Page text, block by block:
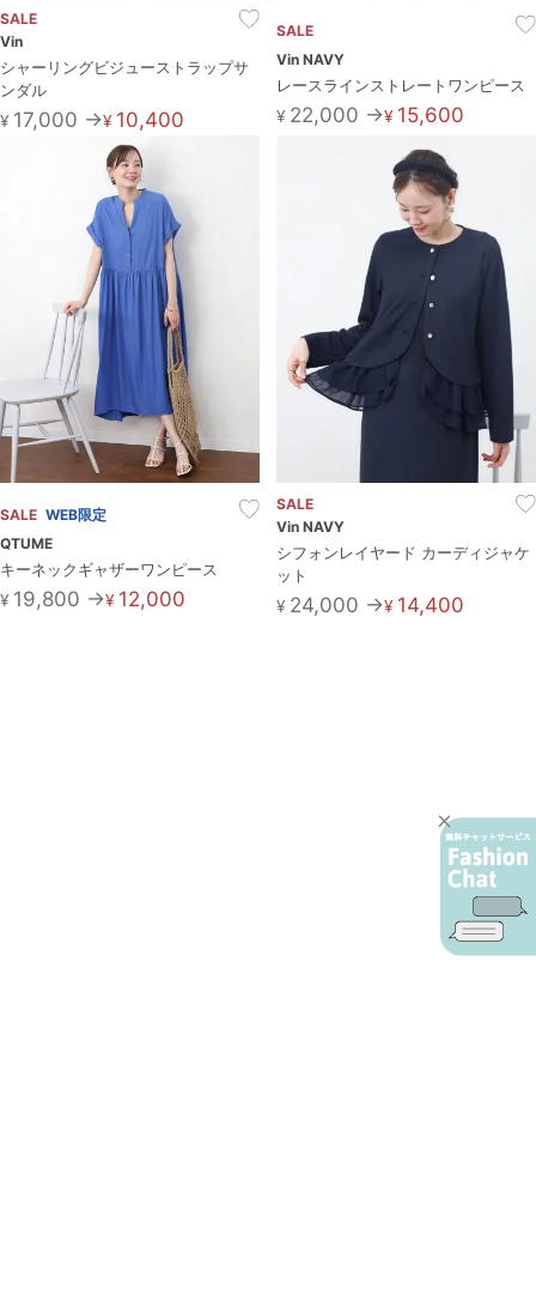
SALE
Vin
シャーリングビジューストラップサ
ンダル
¥17,000 →¥10,400
SALE
Vin NAVY
レースラインストレートワンピース
¥22,000 →¥15,600
SALE WEB限定
QTUME
キーネックギャザーワンピース
¥19,800 →¥12,000
SALE
Vin NAVY
シフォンレイヤード カーディジャケ
ット
¥24,000 →¥14,400